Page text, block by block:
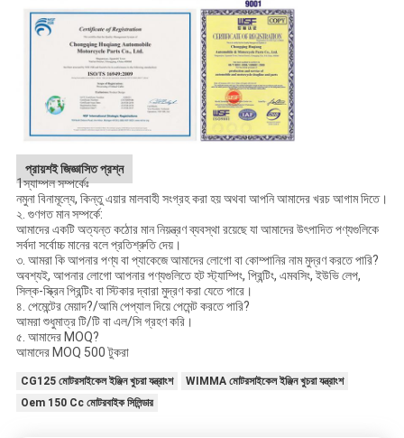
প্রায়শই জিজ্ঞাসিত প্রশ্ন
1স্যাম্পল সম্পর্কেঃ
নমুনা বিনামূল্যে, কিন্তু এয়ার মালবাহী সংগ্রহ করা হয় অথবা আপনি আমাদের খরচ আগাম দিতে।
২. গুণগত মান সম্পর্কে:
আমাদের একটি অত্যন্ত কঠোর মান নিয়ন্ত্রণ ব্যবস্থা রয়েছে যা আমাদের উৎপাদিত পণ্যগুলিকে
সর্বদা সর্বোচ্চ মানের বলে প্রতিশ্রুতি দেয়।
৩. আমরা কি আপনার পণ্য বা প্যাকেজে আমাদের লোগো বা কোম্পানির নাম মুদ্রণ করতে পারি?
অবশ্যই, আপনার লোগো আপনার পণ্যগুলিতে হট স্ট্যাম্পিং, প্রিন্টিং, এমবসিং, ইউভি লেপ,
সিল্ক-স্ক্রিন প্রিন্টিং বা স্টিকার দ্বারা মুদ্রণ করা যেতে পারে।
৪. পেমেন্টের মেয়াদ?/আমি পেপ্যাল দিয়ে পেমেন্ট করতে পারি?
আমরা শুধুমাত্র টি/টি বা এল/সি গ্রহণ করি।
৫. আমাদের MOQ?
আমাদের MOQ 500 টুকরা
CG125 মোটরসাইকেল ইঞ্জিন খুচরা যন্ত্রাংশ
WIMMA মোটরসাইকেল ইঞ্জিন খুচরা যন্ত্রাংশ
Oem 150 Cc মোটরবাইক সিলিন্ডার